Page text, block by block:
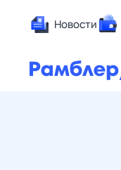
Новости